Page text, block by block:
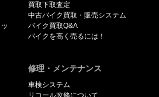
買取下取査定
中古バイク買取・販売システム
バイク買取Q&A
バイクを高く売るには！
修理・メンテナンス
車検システム
リコール改修について